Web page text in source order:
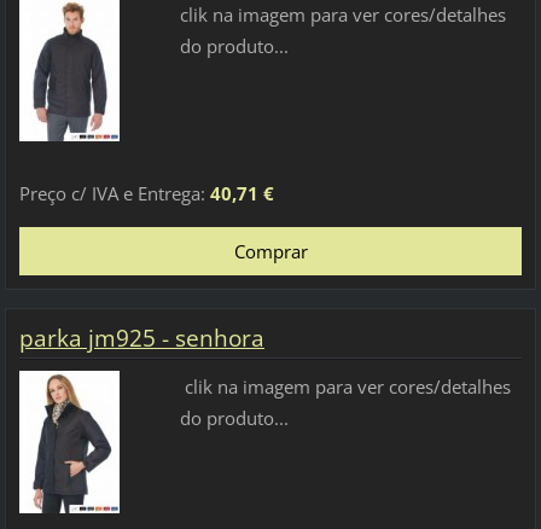
clik na imagem para ver cores/detalhes
do produto...
Preço c/ IVA e Entrega: 40,71 €
parka jm925 - senhora
clik na imagem para ver cores/detalhes
do produto...